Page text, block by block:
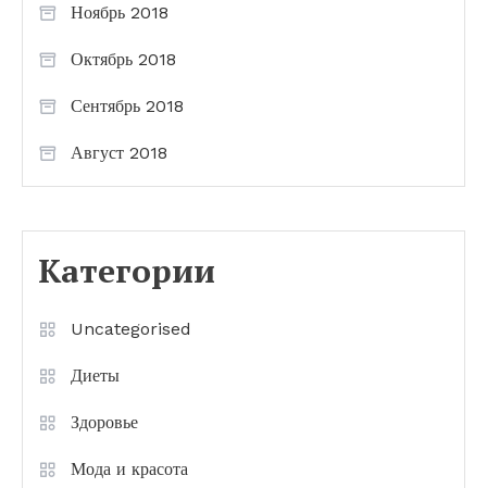
Ноябрь 2018
Октябрь 2018
Сентябрь 2018
Август 2018
Категории
Uncategorised
Диеты
Здоровье
Мода и красота